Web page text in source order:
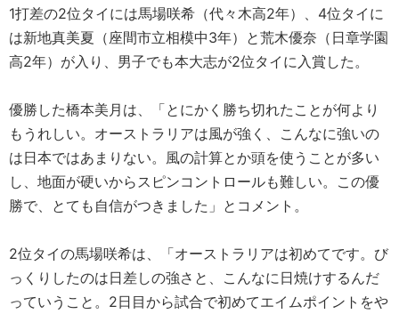
1打差の2位タイには馬場咲希（代々木高2年）、4位タイに
は新地真美夏（座間市立相模中3年）と荒木優奈（日章学園
高2年）が入り、男子でも本大志が2位タイに入賞した。
優勝した橋本美月は、「とにかく勝ち切れたことが何より
もうれしい。オーストラリアは風が強く、こんなに強いの
は日本ではあまりない。風の計算とか頭を使うことが多い
し、地面が硬いからスピンコントロールも難しい。この優
勝で、とても自信がつきました」とコメント。
2位タイの馬場咲希は、「オーストラリアは初めてです。び
っくりしたのは日差しの強さと、こんなに日焼けするんだ
っていうこと。2日目から試合で初めてエイムポイントをや